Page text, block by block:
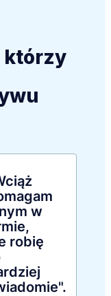
którzy
w
robię